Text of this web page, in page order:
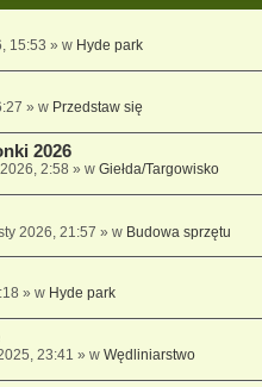
15:53 » w Hyde park
» w Przedstaw się
2026
2:58 » w Giełda/Targowisko
2026, 21:57 » w Budowa sprzętu
» w Hyde park
23:41 » w Wędliniarstwo